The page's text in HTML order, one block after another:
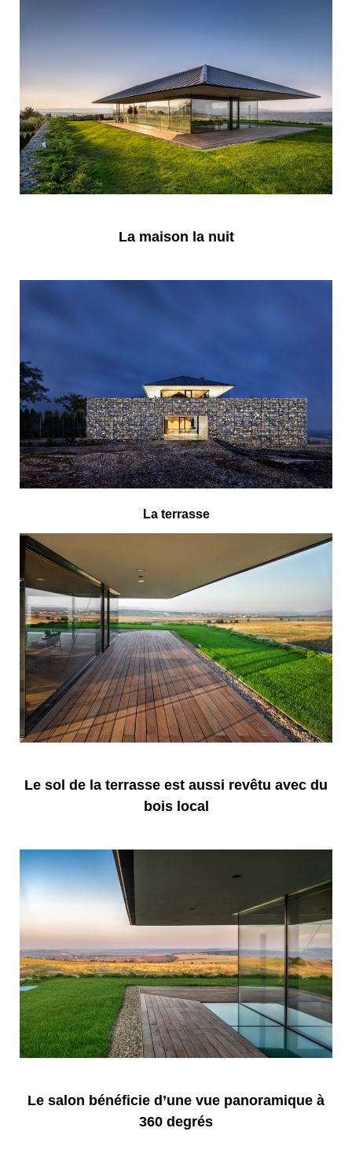
La maison la nuit
La terrasse
Le sol de la terrasse est aussi revêtu avec du
bois local
Le salon bénéficie d’une vue panoramique à
360 degrés